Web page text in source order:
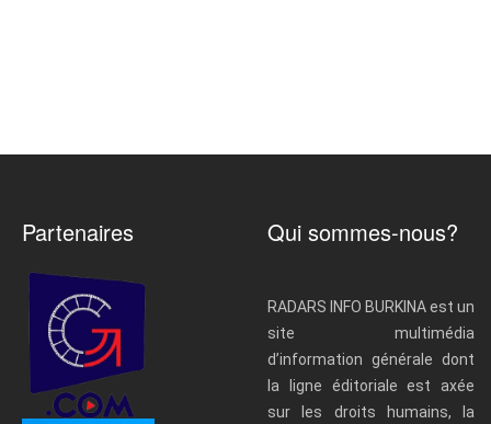
Partenaires Qui sommes-nous?
RADARS INFO BURKINA est un
site multimédia
d’information générale dont
la ligne éditoriale est axée
sur les droits humains, la